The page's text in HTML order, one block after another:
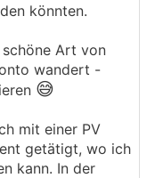
könnten.
Art von
wandert -
😅
mit einer PV
getätigt, wo ich
kann. In der